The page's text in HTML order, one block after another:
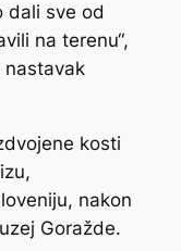
dali sve od
na terenu“,
nastavak
kosti
nakon
Goražde.